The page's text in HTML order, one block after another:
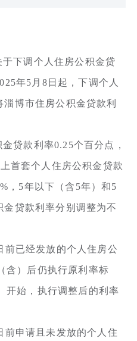
下调个人住房公积金贷
年5月8日起，下调个人
博市住房公积金贷款利
贷款利率0.25个百分点，
首套个人住房公积金贷款
，5年以下（含5年）和5
贷款利率分别调整为不
前已经发放的个人住房公
含）后仍执行原利率标
开始，执行调整后的利率
前申请且未发放的个人住